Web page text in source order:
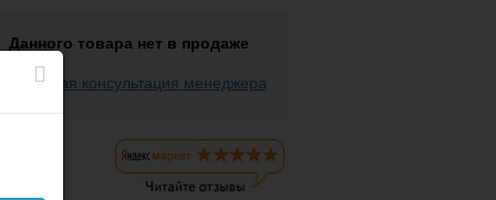
Данного товара нет в продаже
консультация менеджера